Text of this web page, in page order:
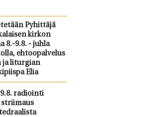
Pyhittäjä
kirkon
8.-9.8. - juhla
ehtoopalvelus
ja liturgian
Elia
radiointi
striimaus